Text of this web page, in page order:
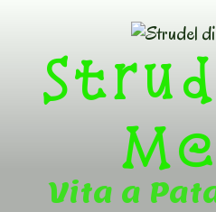
content
Vita a